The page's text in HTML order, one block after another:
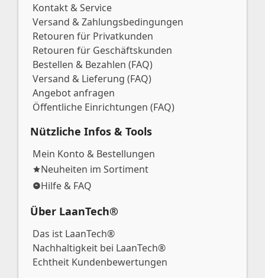
Kontakt & Service
Versand & Zahlungsbedingungen
Retouren für Privatkunden
Retouren für Geschäftskunden
Bestellen & Bezahlen (FAQ)
Versand & Lieferung (FAQ)
Angebot anfragen
Öffentliche Einrichtungen (FAQ)
Nützliche Infos & Tools
Mein Konto & Bestellungen
Neuheiten im Sortiment
Hilfe & FAQ
Über LaanTech®
Das ist LaanTech®
Nachhaltigkeit bei LaanTech®
Echtheit Kundenbewertungen